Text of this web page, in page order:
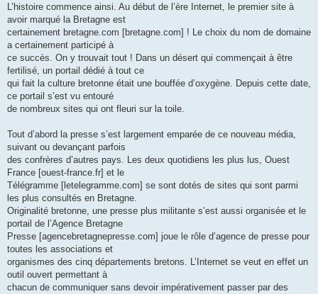
L’histoire commence ainsi. Au début de l’ère Internet, le premier site à
avoir marqué la Bretagne est
certainement bretagne.com [bretagne.com] ! Le choix du nom de domaine
a certainement participé à
ce succès. On y trouvait tout ! Dans un désert qui commençait à être
fertilisé, un portail dédié à tout ce
qui fait la culture bretonne était une bouffée d’oxygène. Depuis cette date,
ce portail s’est vu entouré
de nombreux sites qui ont fleuri sur la toile.
Tout d’abord la presse s’est largement emparée de ce nouveau média,
suivant ou devançant parfois
des confrères d’autres pays. Les deux quotidiens les plus lus, Ouest
France [ouest-france.fr] et le
Télégramme [letelegramme.com] se sont dotés de sites qui sont parmi
les plus consultés en Bretagne.
Originalité bretonne, une presse plus militante s’est aussi organisée et le
portail de l’Agence Bretagne
Presse [agencebretagnepresse.com] joue le rôle d’agence de presse pour
toutes les associations et
organismes des cinq départements bretons. L’Internet se veut en effet un
outil ouvert permettant à
chacun de communiquer sans devoir impérativement passer par des